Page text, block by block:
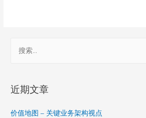
r
h
近期文章
价值地图 – 关键业务架构视点